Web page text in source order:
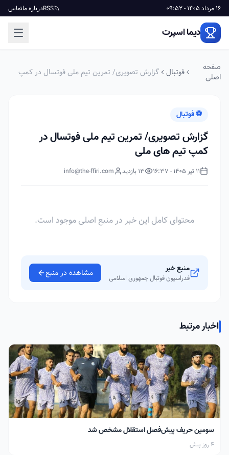
16 مرداد 1405 - 09:52 RSSدرباره ماتماس
دیما اسپرت
صفحه
اصلی
فوتبال
گزارش تصویری/ تمرین تیم ملی فوتسال در کمپ
⚽ فوتبال
گزارش تصویری/ تمرین تیم ملی فوتسال در
کمپ تیم های ملی
11 تیر 1405 - 16:37 13 بازدید info@the-ffiri.com
محتوای کامل این خبر در منبع اصلی موجود است.
منبع خبر
فدراسیون فوتبال جمهوری اسلامی مشاهده در منبع
اخبار مرتبط
سومین حریف پیش‌فصل استقلال مشخص شد
4 روز پیش